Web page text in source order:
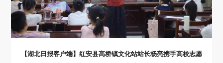
【湖北日报客户端】红安县高桥镇文化站站长杨亮携手高校志愿